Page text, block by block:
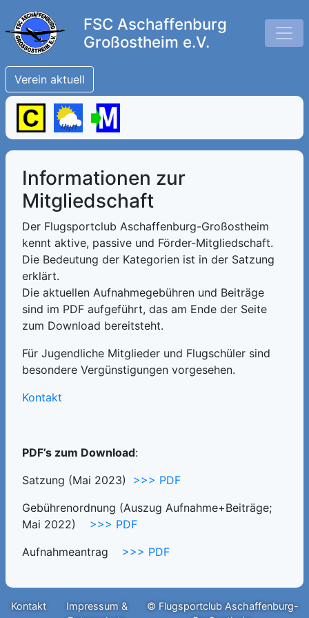
FSC Aschaffenburg
Großostheim e.V.
Informationen zur
Mitgliedschaft
Der Flugsportclub Aschaffenburg-Großostheim
kennt aktive, passive und Förder-Mitgliedschaft.
Die Bedeutung der Kategorien ist in der Satzung
erklärt.
Die aktuellen Aufnahmegebühren und Beiträge
sind im PDF aufgeführt, das am Ende der Seite
zum Download bereitsteht.
Für Jugendliche Mitglieder und Flugschüler sind
besondere Vergünstigungen vorgesehen.
Kontakt
PDF’s zum Download:
Satzung (Mai 2023) >>> PDF
Gebührenordnung (Auszug Aufnahme+Beiträge;
Mai 2022) >>> PDF
Aufnahmeantrag >>> PDF
Verein aktuell
Kontakt
Impressum &
© Flugsportclub Aschaffenburg-